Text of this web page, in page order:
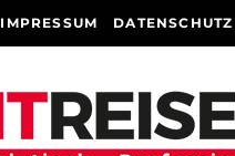
IMPRESSUM DATENSCHUTZ